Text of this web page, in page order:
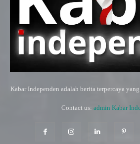
Kabar Independen adalah berita terpercaya
Contact us: admin Kabar